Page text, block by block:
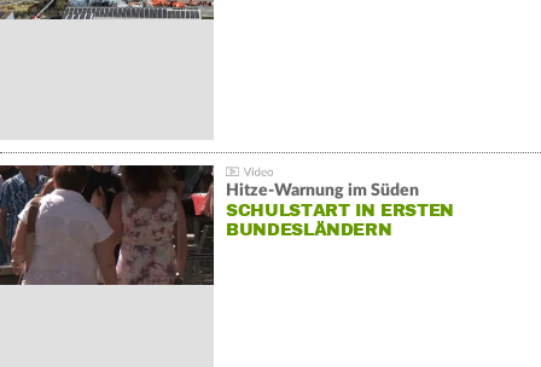
Hitze-Warnung im Süden
SCHULSTART IN ERSTEN
BUNDESLÄNDERN